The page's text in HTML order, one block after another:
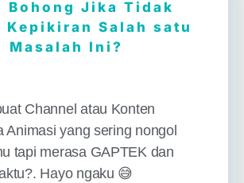
Bohong Jika Tidak
Kepikiran Salah satu
Masalah Ini?
Channel atau Konten
Animasi yang sering nongol
tapi merasa GAPTEK dan
Hayo ngaku 😅